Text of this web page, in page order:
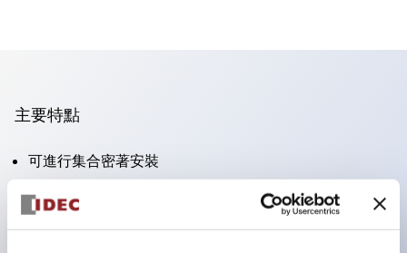
主要特點
可進行集合密著安裝
附鎖選擇開關採用高安全性的彈子鎖結構
防護結構為IP65（IEC60529）